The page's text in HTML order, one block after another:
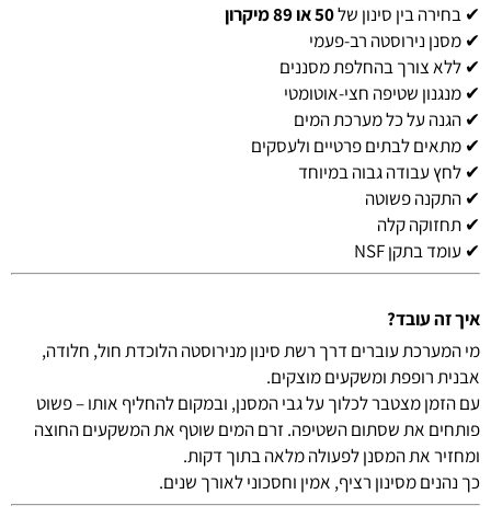
✔ בחירה בין סינון של50 או 89 מיקרון
✔ מסנן נירוסטה רב-פעמי
✔ ללא צורך בהחלפת מסננים
✔ מנגנון שטיפה חצי-אוטומטי
✔ הגנה על כל מערכת המים
✔ מתאים לבתים פרטיים ולעסקים
✔ לחץ עבודה גבוה במיוחד
✔ התקנה פשוטה
✔ תחזוקה קלה
✔ עומד בתקן NSF
איך זה עובד?
מי המערכת עוברים דרך רשת סינון מנירוסטה הלוכדת חול, חלודה,
אבנית רופפת ומשקעים מוצקים.
עם הזמן מצטבר לכלוך על גבי המסנן, ובמקום להחליף אותו – פשוט
פותחים את שסתום השטיפה. זרם המים שוטף את המשקעים החוצה
ומחזיר את המסנן לפעולה מלאה בתוך דקות.
כך נהנים מסינון רציף, אמין וחסכוני לאורך שנים.